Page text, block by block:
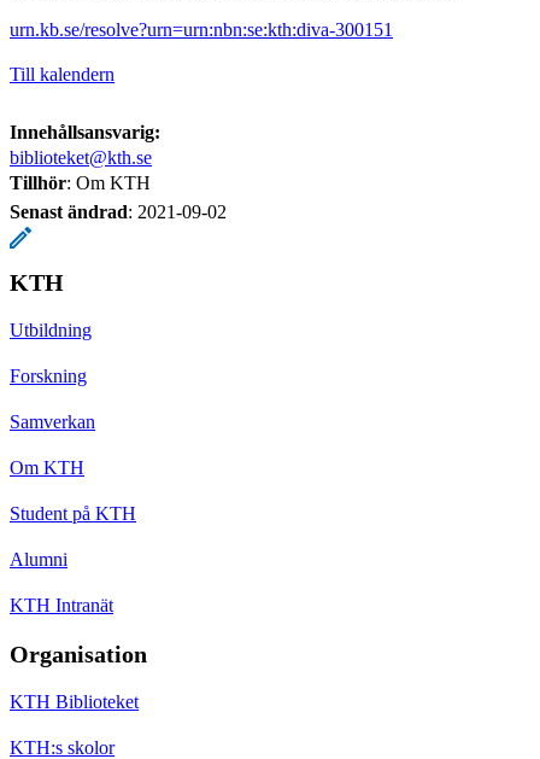
urn.kb.se/resolve?urn=urn:nbn:se:kth:diva-300151
Till kalendern
Innehållsansvarig:
biblioteket@kth.se
Tillhör: Om KTH
Senast ändrad: 2021-09-02
KTH
Utbildning
Forskning
Samverkan
Om KTH
Student på KTH
Alumni
KTH Intranät
Organisation
KTH Biblioteket
KTH:s skolor